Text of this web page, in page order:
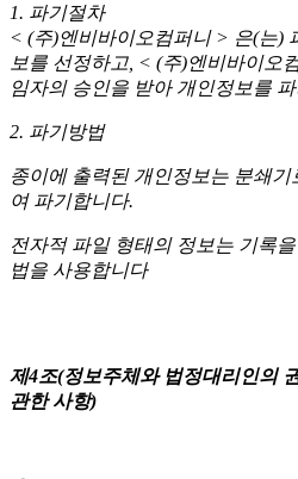
1. 파기절차
< (주)엔비바이오컴퍼니 > 은(는)
보를 선정하고, < (주)엔비바이오
임자의 승인을 받아 개인정보를
2. 파기방법
종이에 출력된 개인정보는 분쇄
여 파기합니다.
전자적 파일 형태의 정보는 기록
법을 사용합니다
제4조(정보주체와 법정대리인의
관한 사항)